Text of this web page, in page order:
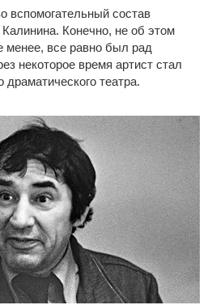
вспомогательный состав
Калинина. Конечно, не об этом
менее, все равно был рад
некоторое время артист стал
театра.